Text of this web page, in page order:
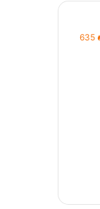
635